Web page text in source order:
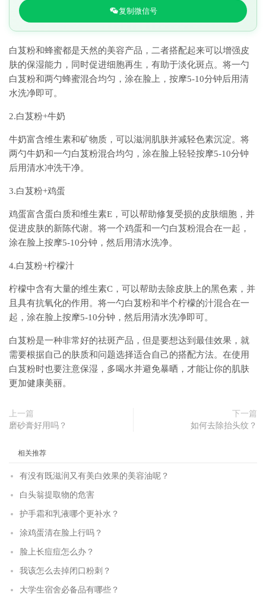
复制微信号
白芨粉和蜂蜜都是天然的美容产品，二者搭配起来可以增强皮
肤的保湿能力，同时促进细胞再生，有助于淡化斑点。将一勺
白芨粉和两勺蜂蜜混合均匀，涂在脸上，按摩5-10分钟后用清
水洗净即可。
2.白芨粉+牛奶
牛奶富含维生素和矿物质，可以滋润肌肤并减轻色素沉淀。将
两勺牛奶和一勺白芨粉混合均匀，涂在脸上轻轻按摩5-10分钟
后用清水冲洗干净。
3.白芨粉+鸡蛋
鸡蛋富含蛋白质和维生素E，可以帮助修复受损的皮肤细胞，并
促进皮肤的新陈代谢。将一个鸡蛋和一勺白芨粉混合在一起，
涂在脸上按摩5-10分钟，然后用清水洗净。
4.白芨粉+柠檬汁
柠檬中含有大量的维生素C，可以帮助去除皮肤上的黑色素，并
且具有抗氧化的作用。将一勺白芨粉和半个柠檬的汁混合在一
起，涂在脸上按摩5-10分钟，然后用清水洗净即可。
白芨粉是一种非常好的祛斑产品，但是要想达到最佳效果，就
需要根据自己的肤质和问题选择适合自己的搭配方法。在使用
白芨粉时也要注意保湿，多喝水并避免暴晒，才能让你的肌肤
更加健康美丽。
上一篇
磨砂膏好用吗？
下一篇
如何去除抬头纹？
相关推荐
有没有既滋润又有美白效果的美容油呢？
白头翁提取物的危害
护手霜和乳液哪个更补水？
涂鸡蛋清在脸上行吗？
脸上长痘痘怎么办？
我该怎么去掉闭口粉刺？
大学生宿舍必备品有哪些？